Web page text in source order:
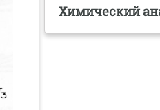
Химический